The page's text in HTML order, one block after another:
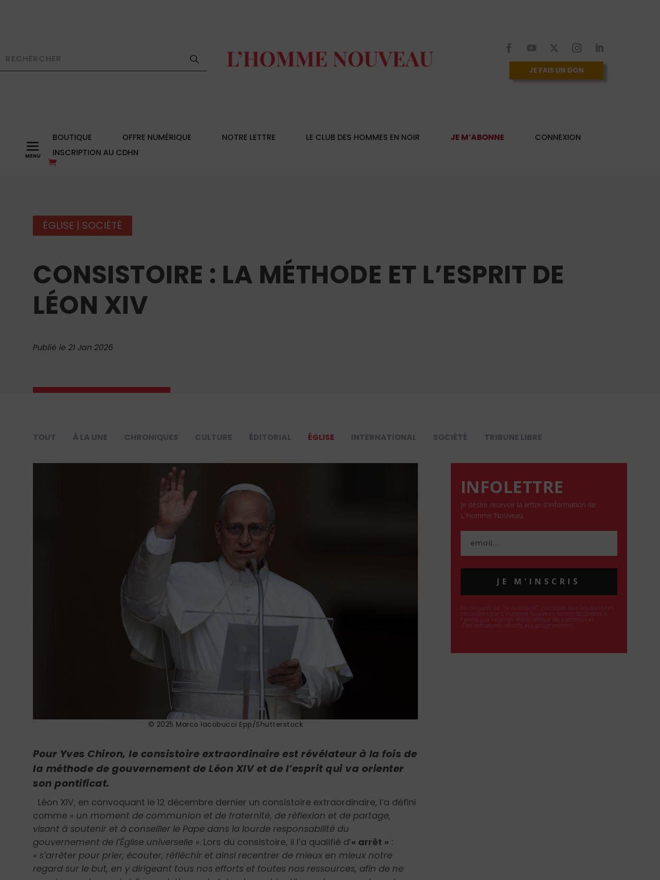
JE FAIS UN DON
a BOUTIQUE OFFRE NUMÉRIQUE NOTRE LETTRE LE CLUB DES HOMMES EN NOIR JE M’ABONNE
CONNEXION
INSCRIPTION AU CDHN
ÉGLISE | SOCIÉTÉ
CONSISTOIRE : LA MÉTHODE ET L’ESPRIT DE
LÉON XIV
Publié le 21 Jan 2026
TOUT À LA UNE CHRONIQUES CULTURE ÉDITORIAL ÉGLISE INTERNATIONAL SOCIÉTÉ TRIBUNE LIBRE
© 2025 Marco Iacobucci Epp/Shutterstock
Pour Yves Chiron, le consistoire extraordinaire est révélateur à la fois de
la méthode de gouvernement de Léon XIV et de l’esprit qui va orienter
son pontificat.
Léon XIV, en convoquant le 12 décembre dernier un consistoire extraordinaire, l’a défini
comme « un moment de communion et de fraternité, de réflexion et de partage,
visant à soutenir et à conseiller le Pape dans la lourde responsabilité du
gouvernement de l’Église universelle ». Lors du consistoire, il l’a qualifié d’« arrêt » :
«s’arrêter pour prier, écouter, réfléchir et ainsi recentrer de mieux en mieux notre
regard sur le but, en y dirigeant tous nos efforts et toutes nos ressources, afin de ne
INFOLETTRE
Je désire recevoir la lettre d'information de
L'Homme Nouveau
JE M'INSCRIS
En cliquant sur "Je m'inscris", j'accepte que les données
recueillies par L'Homme Nouveau soient destinées à
l'envoi par courrier électronique de contenus et
d'informations relatifs aux programmes.